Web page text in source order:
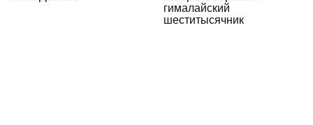
гималайский
шеститысячник